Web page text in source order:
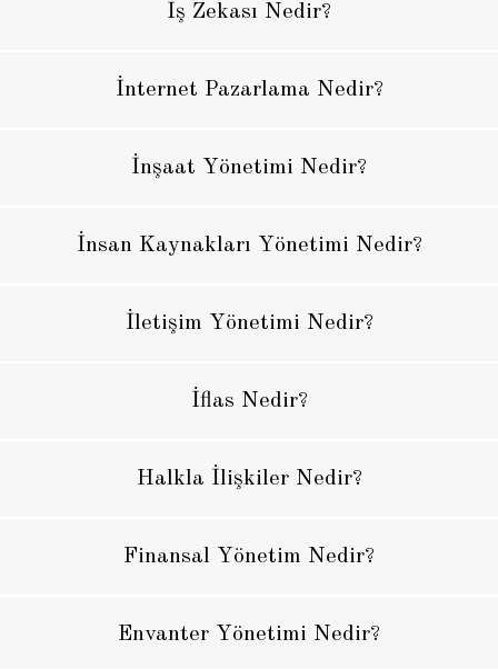
İş Zekası Nedir?
İnternet Pazarlama Nedir?
İnşaat Yönetimi Nedir?
İnsan Kaynakları Yönetimi Nedir?
İletişim Yönetimi Nedir?
İflas Nedir?
Halkla İlişkiler Nedir?
Finansal Yönetim Nedir?
Envanter Yönetimi Nedir?